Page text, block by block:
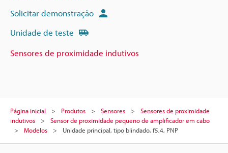
Solicitar demonstração
Unidade de teste
Sensores de proximidade indutivos
Página inicial Produtos Sensores
Sensores de proximidade
indutivos
Sensor de proximidade pequeno de amplificador em cabo
Modelos
Unidade principal, tipo blindado, f5,4, PNP